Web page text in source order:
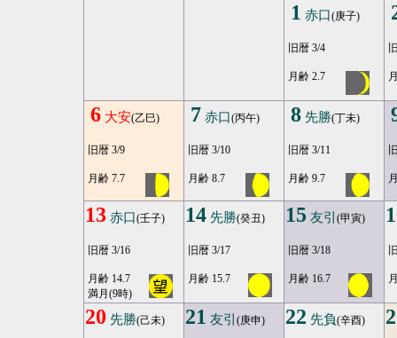
1 赤口(庚子)
旧暦 3/4
月齢 2.7
6 大安(乙巳)
旧暦 3/9
月齢 7.7
7 赤口(丙午)
旧暦 3/10
月齢 8.7
8 先勝(丁未)
旧暦 3/11
月齢 9.7
13 赤口(壬子)
旧暦 3/16
月齢 14.7
満月(9時)
14 先勝(癸丑)
旧暦 3/17
月齢 15.7
15 友引 (甲寅)
旧暦 3/18
月齢 16.7
20 先勝(己未) 21 友引 (庚申) 22 先負(辛酉)